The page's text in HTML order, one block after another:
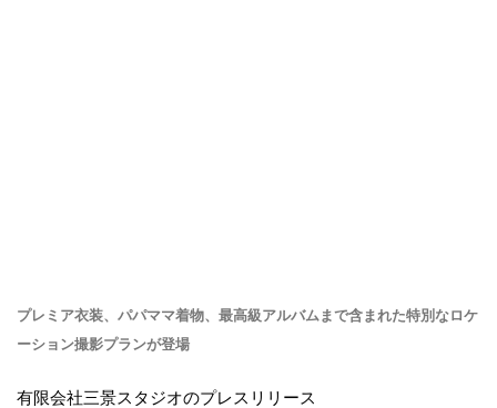
プレミア衣装、パパママ着物、最高級アルバムまで含まれた特別なロケ
ーション撮影プランが登場
有限会社三景スタジオのプレスリリース